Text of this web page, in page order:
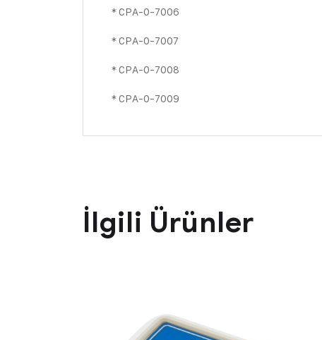
* CPA-0-7006
* CPA-0-7007
* CPA-0-7008
* CPA-0-7009
İlgili Ürünler